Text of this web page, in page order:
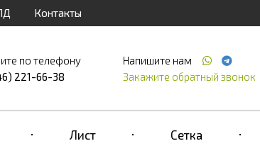
Контакты
по телефону
221-66-38
Напишите нам
Закажите обратный звонок
Лист Сетка